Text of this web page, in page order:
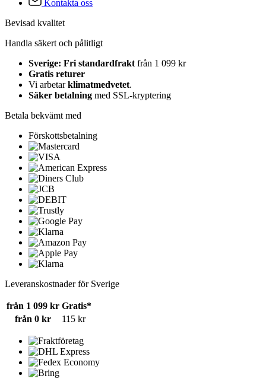
Kontakta oss
Bevisad kvalitet
Handla säkert och pålitligt
Sverige: Fri standardfraktfrån 1 099 kr
Gratis returer
Vi arbetarklimatmedvetet.
Säker betalning med SSL-kryptering
Betala bekvämt med
Förskottsbetalning
Leveranskostnader för Sverige
från 1 099 kr Gratis*
från 0 kr
115 kr